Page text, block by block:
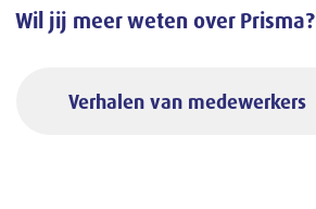
Wil jij meer weten over Prisma?
Verhalen van medewerkers